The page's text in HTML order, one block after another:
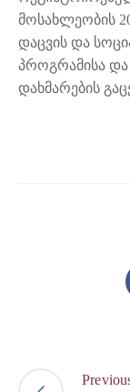
ᲡᲔᲠᲕᲘᲡᲔᲑᲘ
ᲡᲐᲯᲐᲠᲝ
ᲘᲜᲤᲝᲠᲛᲐᲪᲘᲐ
მოსახლეობის
დაცვის და
პროგრამისა და
დახმარების